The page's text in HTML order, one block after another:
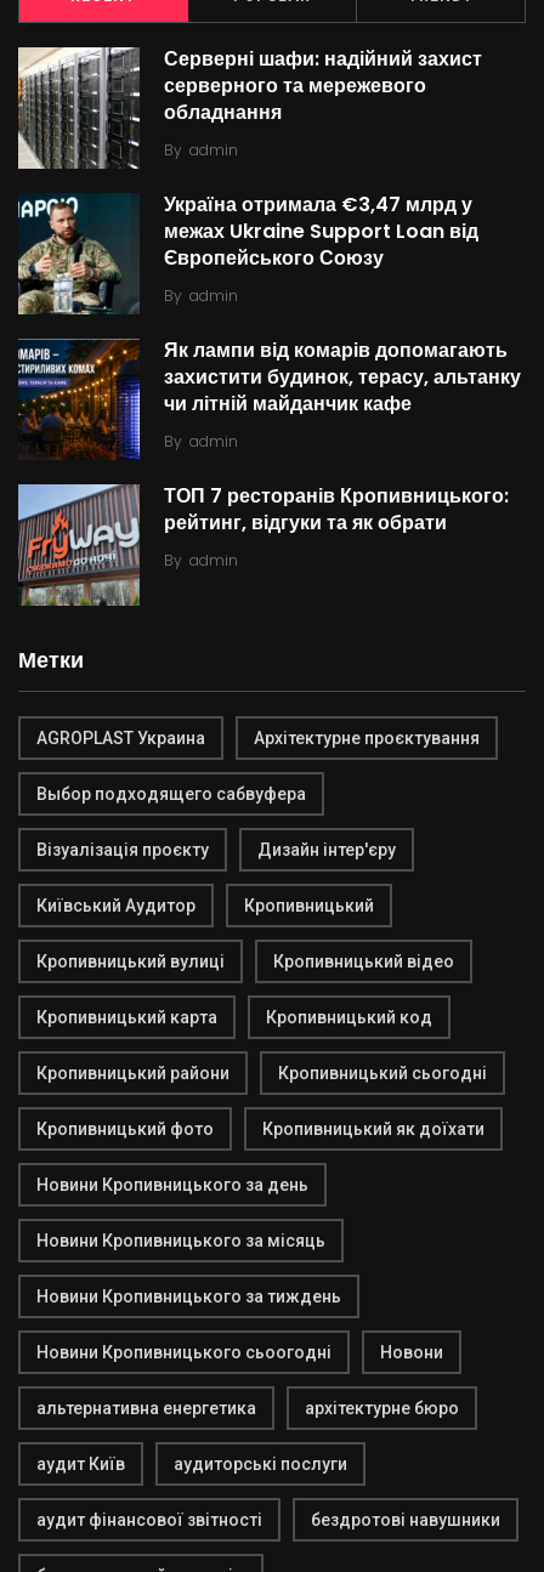
Серверні шафи: надійний захист
серверного та мережевого
обладнання
By admin
Україна отримала €3,47 млрд у
межах Ukraine Support Loan від
Європейського Союзу
By admin
Як лампи від комарів допомагають
захистити будинок, терасу, альтанку
чи літній майданчик кафе
By admin
ТОП 7 ресторанів Кропивницького:
рейтинг, відгуки та як обрати
By admin
Метки
AGROPLAST Украина Архітектурне проєктування
Выбор подходящего сабвуфера
Візуалізація проєкту Дизайн інтер'єру
Київський Аудитор Кропивницький
Кропивницький вулиці Кропивницький відео
Кропивницький карта Кропивницький код
Кропивницький райони Кропивницький сьогодні
Кропивницький фото Кропивницький як доїхати
Новини Кропивницького за день
Новини Кропивницького за місяць
Новини Кропивницького за тиждень
Новини Кропивницького сьоогодні Новони
альтернативна енергетика архітектурне бюро
аудит Київ аудиторські послуги
аудит фінансової звітності бездротові навушники